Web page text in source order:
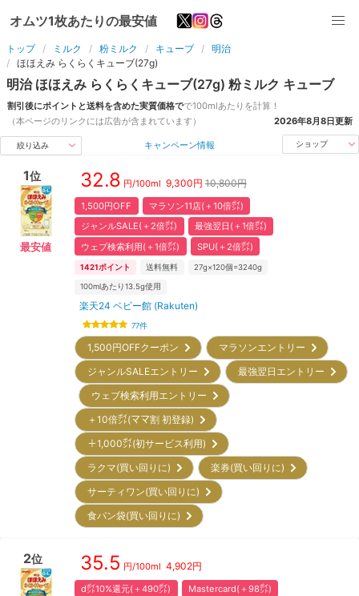
オムツ1枚あたりの最安値
トップ ミルク 粉ミルク キューブ
明治
ほほえみ らくらくキューブ(27g)
明治 ほほえみ らくらくキューブ(27g) 粉ミルク キューブ
割引後にポイントと送料を含めた実質価格でで100mlあたりを計算！
（本ページのリンクには広告が含まれています）
2026年8月8日更新
絞り込み キャンペーン情報 ショップ
1位
最安値
32.8 円/100ml 9,300円 10,800円
1,500円OFF
マラソン11店(＋10倍㌽)
ジャンルSALE(＋2倍㌽)
最強翌日(＋1倍㌽)
ウェブ検索利用(＋1倍㌽)
SPU(＋2倍㌽)
1421ポイント 送料無料 27g×120個=3240g
100mlあたり13.5g使用
楽天24 ベビー館 (Rakuten)
77件
1,500円OFFクーポン
マラソンエントリー
ジャンルSALEエントリー
最強翌日エントリー
ウェブ検索利用エントリー
＋10倍㌽(ママ割 初登録)
＋1,000㌽(初サービス利用)
ラクマ(買い回りに)
楽券(買い回りに)
サーティワン(買い回りに)
食パン袋(買い回りに)
2位 35.5 円/100ml 4,902円
d㌽10%還元(＋490㌽) Mastercard(＋98㌽)